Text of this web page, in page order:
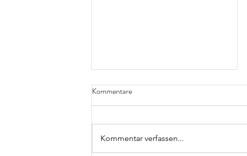
Kommentare
Kommentar verfassen...